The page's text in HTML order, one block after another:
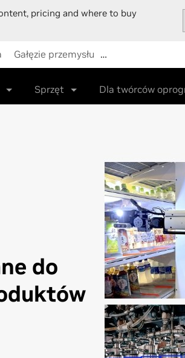
pricing and where to buy
Gałęzie przemysłu …
Sklep
Sprzęt Dla twórców
do